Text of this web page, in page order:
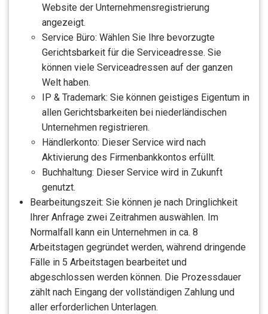
Website der Unternehmensregistrierung
angezeigt.
Service Büro: Wählen Sie Ihre bevorzugte
Gerichtsbarkeit für die Serviceadresse. Sie
können viele Serviceadressen auf der ganzen
Welt haben.
IP & Trademark: Sie können geistiges Eigentum in
allen Gerichtsbarkeiten bei niederländischen
Unternehmen registrieren.
Händlerkonto: Dieser Service wird nach
Aktivierung des Firmenbankkontos erfüllt.
Buchhaltung: Dieser Service wird in Zukunft
genutzt.
Bearbeitungszeit: Sie können je nach Dringlichkeit
Ihrer Anfrage zwei Zeitrahmen auswählen. Im
Normalfall kann ein Unternehmen in ca. 8
Arbeitstagen gegründet werden, während dringende
Fälle in 5 Arbeitstagen bearbeitet und
abgeschlossen werden können. Die Prozessdauer
zählt nach Eingang der vollständigen Zahlung und
aller erforderlichen Unterlagen.